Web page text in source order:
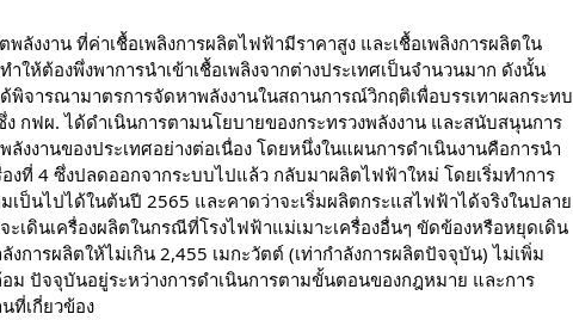
ลังงาน ที่ค่าเชื้อเพลิงการผลิตไฟฟ้ามีราคาสูง และเชื้อเพลิงการผลิตใน
ำให้ต้องพึ่งพาการนำเข้าเชื้อเพลิงจากต่างประเทศเป็นจำนวนมาก ดังนั้น
ด้พิจารณามาตรการจัดหาพลังงานในสถานการณ์วิกฤติเพื่อบรรเทาผลกระทบ
กฟผ. ได้ดำเนินการตามนโยบายของกระทรวงพลังงาน และสนับสนุนการ
งงานของประเทศอย่างต่อเนื่อง โดยหนึ่งในแผนการดำเนินงานคือการนำ
องที่ 4 ซึ่งปลดออกจากระบบไปแล้ว กลับมาผลิตไฟฟ้าใหม่ โดยเริ่มทำการ
เป็นไปได้ในต้นปี 2565 และคาดว่าจะเริ่มผลิตกระแสไฟฟ้าได้จริงในปลาย
ะเดินเครื่องผลิตในกรณีที่โรงไฟฟ้าแม่เมาะเครื่องอื่นๆ ขัดข้องหรือหยุดเดิน
งการผลิตให้ไม่เกิน 2,455 เมกะวัตต์ (เท่ากำลังการผลิตปัจจุบัน) ไม่เพิ่ม
ม ปัจจุบันอยู่ระหว่างการดำเนินการตามขั้นตอนของกฎหมาย และการ
ที่เกี่ยวข้อง